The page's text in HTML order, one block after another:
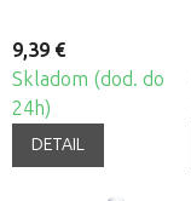
9,39 €
Skladom (dod. do
24h)
DETAIL